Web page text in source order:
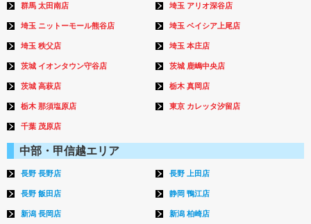
群馬 太田南店 埼玉 アリオ深谷店
埼玉 ニットーモール熊谷店 埼玉 ベイシア上尾店
埼玉 秩父店 埼玉 本庄店
茨城 イオンタウン守谷店 茨城 鹿嶋中央店
茨城 高萩店 栃木 真岡店
栃木 那須塩原店 東京 カレッタ汐留店
千葉 茂原店
中部・甲信越エリア
長野 長野店 長野 上田店
長野 飯田店 静岡 鴨江店
新潟 長岡店 新潟 柏崎店